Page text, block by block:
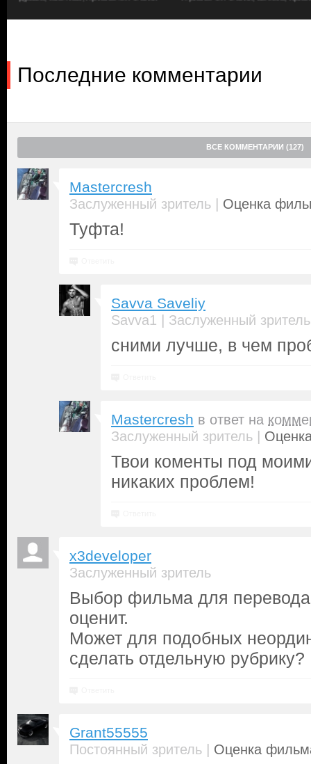
Последние комментарии
ВСЕ КОММЕНТАРИИ (127)
Mastercresh
Заслуженный зритель | Оценка
Туфта!
Savva Saveliy
Savva1 | Заслуженный зритель
сними лучше, в чем
Mastercresh в ответ на
Заслуженный зритель |
Твои коменты под
никаких проблем!
x3developer
Заслуженный зритель
Выбор фильма для
оценит.
Может для подобных
сделать отдельную рубрику?
Grant55555
Постоянный зритель | Оценка